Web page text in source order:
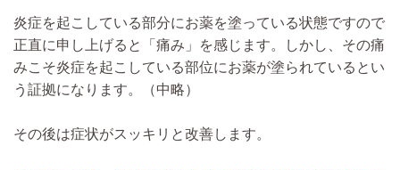
炎症を起こしている部分にお薬を塗っている状態ですので
正直に申し上げると「痛み」を感じます。しかし、その痛
みこそ炎症を起こしている部位にお薬が塗られているとい
う証拠になります。
（中略）
その後は症状がスッキリと改善します。